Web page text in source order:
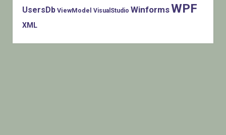
UsersDb ViewModel VisualStudio WinformsWPF
XML